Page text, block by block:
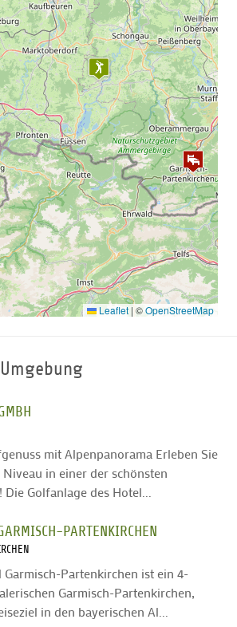
Uhr
Uhr
€
Leaflet | ©OpenStreetMap
mit Alpenpanorama Erleben Sie
in einer der schönsten
Golfanlage des Hotel...
PARTENKIRCHEN
Garmisch-Partenkirchen ist ein 4-
Garmisch-Partenkirchen,
in den bayerischen Al...